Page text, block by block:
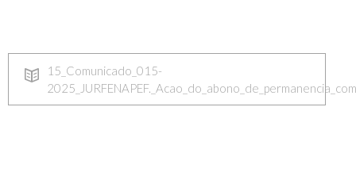
15_Comunicado_015-